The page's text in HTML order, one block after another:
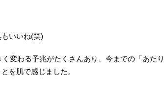
いいね(笑)
変わる予兆がたくさんあり、今までの「あたり
を肌で感じました。